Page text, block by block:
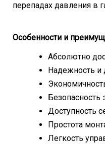
перепадах давления в
Особенности и
Абсолютно
Надежность и
Безопасность
Доступность
Простота
Легкость